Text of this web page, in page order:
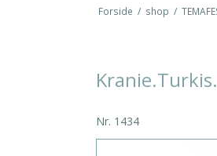
Forside / shop /
Nr. 1434